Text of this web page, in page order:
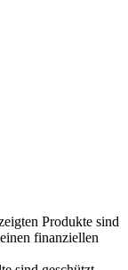
Produkte sind
finanziellen